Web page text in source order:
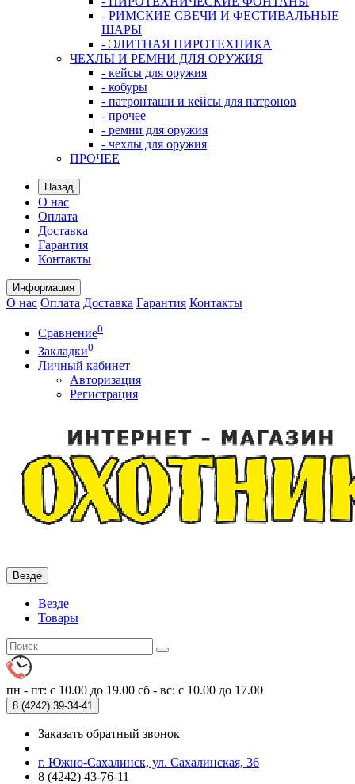
- РИМСКИЕ СВЕЧИ И ФЕСТИВАЛЬНЫЕ
ШАРЫ
- ЭЛИТНАЯ ПИРОТЕХНИКА
ЧЕХЛЫ И РЕМНИ ДЛЯ ОРУЖИЯ
- кейсы для оружия
- кобуры
- патронташи и кейсы для патронов
- прочее
- ремни для оружия
- чехлы для оружия
ПРОЧЕЕ
Назад
О нас
Оплата
Доставка
Гарантия
Контакты
Информация
О нас Оплата Доставка Гарантия Контакты
Сравнение0
Закладки0
Личный кабинет
Авторизация
Регистрация
Везде
Везде
Товары
пн - пт: с 10.00 до 19.00 сб - вс: с 10.00 до 17.00
8 (4242) 39-34-41
Заказать обратный звонок
г. Южно-Сахалинск, ул. Сахалинская, 36
8 (4242) 43-76-11